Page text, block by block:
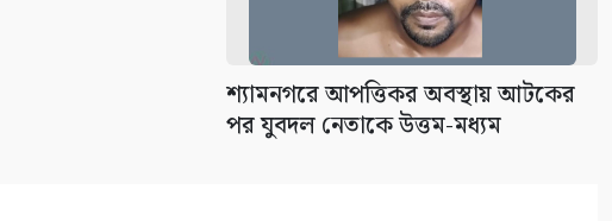
শ্যামনগরে আপত্তিকর অবস্থায় আটকের
পর যুবদল নেতাকে উত্তম-মধ্যম